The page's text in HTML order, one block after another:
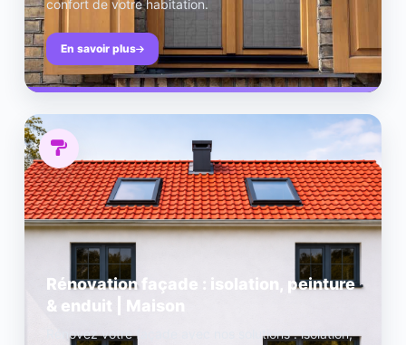
confort de votre habitation.
En savoir plus
Rénovation façade : isolation, peinture
& enduit | Maison
Rénovez votre façade avec nos solutions : isolation,